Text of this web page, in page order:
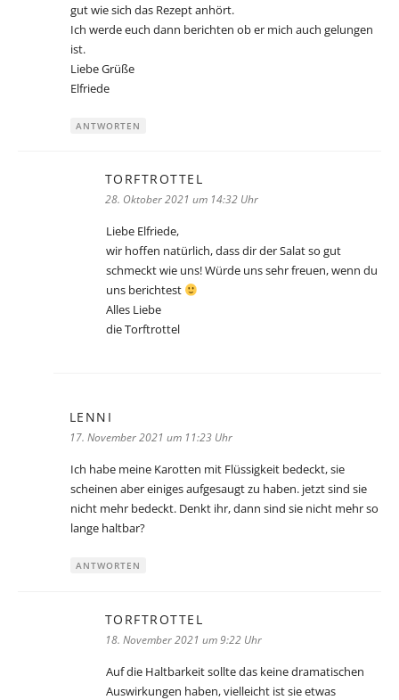
gut wie sich das Rezept anhört.
Ich werde euch dann berichten ob er mich auch gelungen
ist.
Liebe Grüße
Elfriede
ANTWORTEN
TORFTROTTEL
28. Oktober 2021 um 14:32 Uhr
Liebe Elfriede,
wir hoffen natürlich, dass dir der Salat so gut
schmeckt wie uns! Würde uns sehr freuen, wenn du
uns berichtest
Alles Liebe
die Torftrottel
LENNI
17. November 2021 um 11:23 Uhr
Ich habe meine Karotten mit Flüssigkeit bedeckt, sie
scheinen aber einiges aufgesaugt zu haben. jetzt sind sie
nicht mehr bedeckt. Denkt ihr, dann sind sie nicht mehr so
lange haltbar?
ANTWORTEN
TORFTROTTEL
18. November 2021 um 9:22 Uhr
Auf die Haltbarkeit sollte das keine dramatischen
Auswirkungen haben, vielleicht ist sie etwas